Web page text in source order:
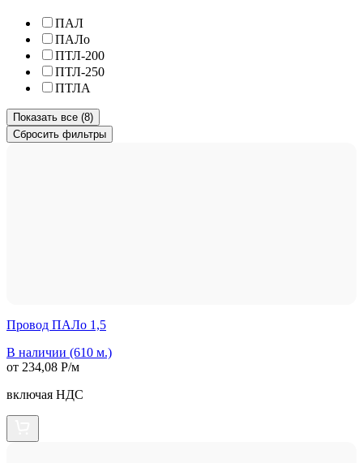
ПАЛ
ПАЛо
ПТЛ-200
ПТЛ-250
ПТЛА
Показать все (8)
Сбросить фильтры
Провод ПАЛо 1,5
В наличии (610 м.)
от 234,08 Р/м
включая НДС